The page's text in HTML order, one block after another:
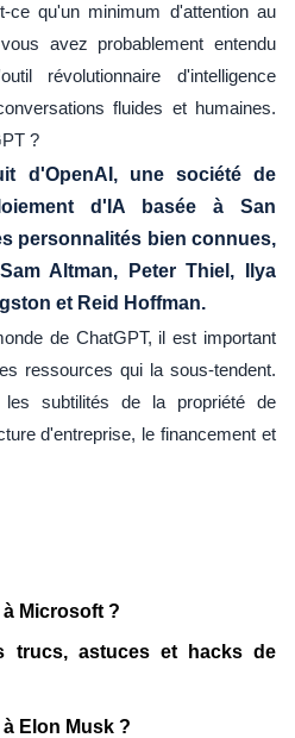
qu'un minimum d'attention au
avez probablement entendu
révolutionnaire d'intelligence
fluides et humaines.
?
d'OpenAI, une société de
d'IA basée à San
personnalités bien connues,
Altman, Peter Thiel, Ilya
et Reid Hoffman.
de ChatGPT, il est important
ressources qui la sous-tendent.
subtilités de la propriété de
d'entreprise, le financement et
Microsoft ?
trucs, astuces et hacks de
Elon Musk ?